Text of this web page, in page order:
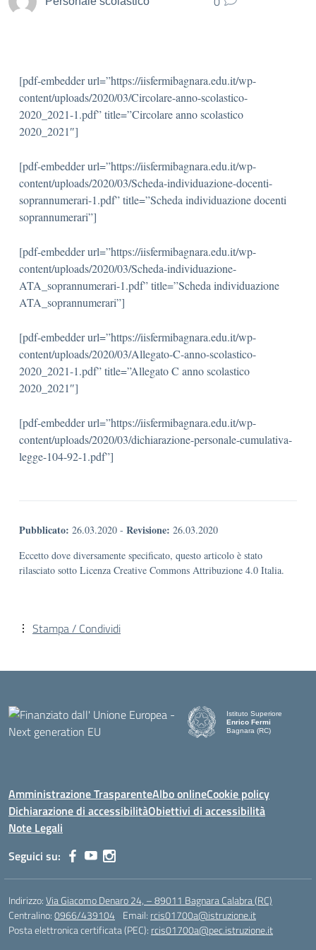
[pdf-embedder url=”https://iisfermibagnara.edu.it/wp-
content/uploads/2020/03/Circolare-anno-scolastico-
2020_2021-1.pdf” title=”Circolare anno scolastico
2020_2021″]
[pdf-embedder url=”https://iisfermibagnara.edu.it/wp-
content/uploads/2020/03/Scheda-individuazione-docenti-
soprannumerari-1.pdf” title=”Scheda individuazione docenti
soprannumerari”]
[pdf-embedder url=”https://iisfermibagnara.edu.it/wp-
content/uploads/2020/03/Scheda-individuazione-
ATA_soprannumerari-1.pdf” title=”Scheda individuazione
ATA_soprannumerari”]
[pdf-embedder url=”https://iisfermibagnara.edu.it/wp-
content/uploads/2020/03/Allegato-C-anno-scolastico-
2020_2021-1.pdf” title=”Allegato C anno scolastico
2020_2021″]
[pdf-embedder url=”https://iisfermibagnara.edu.it/wp-
content/uploads/2020/03/dichiarazione-personale-cumulativa-
legge-104-92-1.pdf”]
Pubblicato: 26.03.2020 - Revisione: 26.03.2020
Eccetto dove diversamente specificato, questo articolo è stato
rilasciato sotto Licenza Creative Commons Attribuzione 4.0 Italia.
Stampa / Condividi
Istituto Superiore
Enrico Fermi
Bagnara (RC)
Amministrazione TrasparenteAlbo onlineCookie policy
Dichiarazione di accessibilitàObiettivi di accessibilità
Note Legali
Seguici su:
Indirizzo:Via Giacomo Denaro 24, – 89011 Bagnara Calabra (RC)
Centralino:0966/439104 Email: rcis01700a@istruzione.it
Posta elettronica certificata (PEC): rcis01700a@pec.istruzione.it